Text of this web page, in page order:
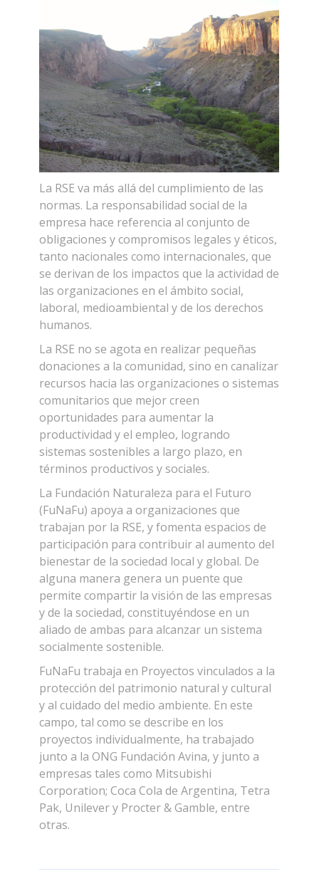
La RSE va más allá del cumplimiento de las
normas. La responsabilidad social de la
empresa hace referencia al conjunto de
obligaciones y compromisos legales y éticos,
tanto nacionales como internacionales, que
se derivan de los impactos que la actividad de
las organizaciones en el ámbito social,
laboral, medioambiental y de los derechos
humanos.
La RSE no se agota en realizar pequeñas
donaciones a la comunidad, sino en canalizar
recursos hacia las organizaciones o sistemas
comunitarios que mejor creen
oportunidades para aumentar la
productividad y el empleo, logrando
sistemas sostenibles a largo plazo, en
términos productivos y sociales.
La Fundación Naturaleza para el Futuro
(FuNaFu) apoya a organizaciones que
trabajan por la RSE, y fomenta espacios de
participación para contribuir al aumento del
bienestar de la sociedad local y global. De
alguna manera genera un puente que
permite compartir la visión de las empresas
y de la sociedad, constituyéndose en un
aliado de ambas para alcanzar un sistema
socialmente sostenible.
FuNaFu trabaja en Proyectos vinculados a la
protección del patrimonio natural y cultural
y al cuidado del medio ambiente. En este
campo, tal como se describe en los
proyectos individualmente, ha trabajado
junto a la ONG Fundación Avina, y junto a
empresas tales como Mitsubishi
Corporation; Coca Cola de Argentina, Tetra
Pak, Unilever y Procter & Gamble, entre
otras.